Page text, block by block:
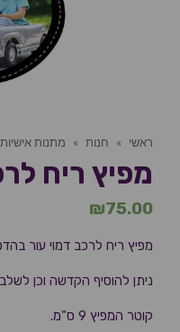
ראשי » חנות » מתנות אישיות
מפיץ ריח
₪75.00
מפיץ ריח לרכב דמוי עור
ניתן להוסיף הקדשה וכן
קוטר המפיץ 9 ס"מ.